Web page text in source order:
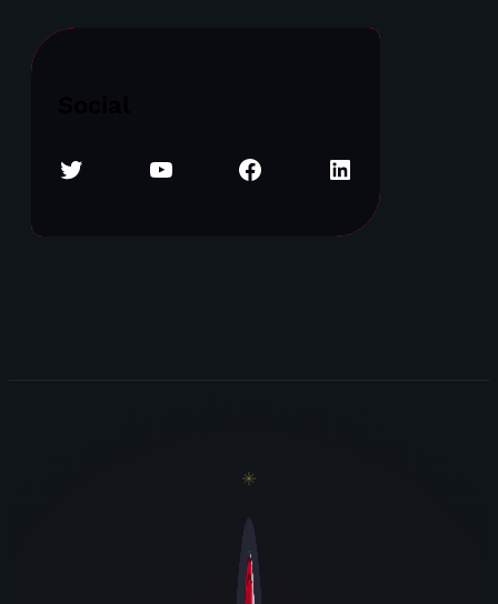
Twitter YouTube Facebook LinkedIn